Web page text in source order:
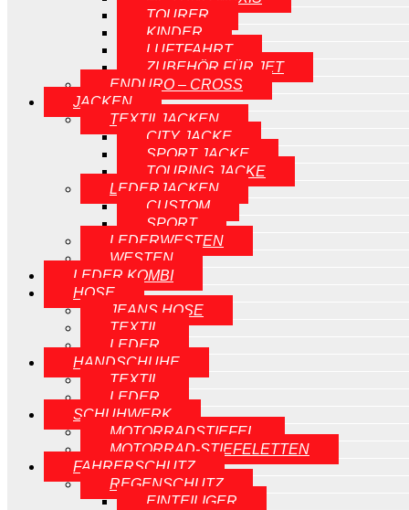
TOURER
KINDER
LUFTFAHRT
ZUBEHÖR FÜR JET
ENDURO – CROSS
JACKEN
TEXTILJACKEN
CITY JACKE
SPORT JACKE
TOURING JACKE
LEDERJACKEN
CUSTOM
SPORT
LEDERWESTEN
WESTEN
LEDER KOMBI
HOSE
JEANS HOSE
TEXTIL
LEDER
HANDSCHUHE
TEXTIL
LEDER
SCHUHWERK
MOTORRADSTIEFEL
MOTORRAD-STIEFELETTEN
FAHRERSCHUTZ
REGENSCHUTZ
EINTEILIGER